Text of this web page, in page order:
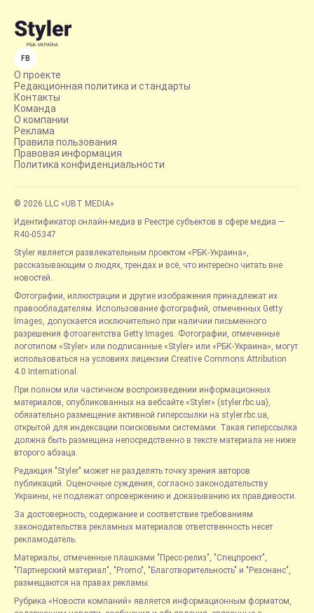
FB
О проекте
Редакционная политика и стандарты
Контакты
Команда
О компании
Реклама
Правила пользования
Правовая информация
Политика конфиденциальности
© 2026 LLC «UBT MEDIA»
Идентификатор онлайн-медиа в Реестре субъектов в сфере медиа —
R40-05347
Styler является развлекательным проектом «РБК-Украина»,
рассказывающим о людях, трендах и всё, что интересно читать вне
новостей.
Фотографии, иллюстрации и другие изображения принадлежат их
правообладателям. Использование фотографий, отмеченных Getty
Images, допускается исключительно при наличии письменного
разрешения фотоагентства Getty Images. Фотографии, отмеченные
логотипом «Styler» или подписанные «Styler» или «РБК-Украина», могут
использоваться на условиях лицензии Creative Commons Attribution
4.0 International.
При полном или частичном воспроизведении информационных
материалов, опубликованных на вебсайте «Styler» (styler.rbc.ua),
обязательно размещение активной гиперссылки на styler.rbc.ua,
открытой для индексации поисковыми системами. Такая гиперссылка
должна быть размещена непосредственно в тексте материала не ниже
второго абзаца.
Редакция "Styler" может не разделять точку зрения авторов
публикаций. Оценочные суждения, согласно законодательству
Украины, не подлежат опровержению и доказыванию их правдивости.
За достоверность, содержание и соответствие требованиям
законодательства рекламных материалов ответственность несет
рекламодатель.
Материалы, отмеченные плашками "Пресс-релиз", "Спецпроект",
"Партнерский материал", "Promo", "Благотворительность" и "Резонанс",
размещаются на правах рекламы.
Рубрика «Новости компаний» является информационным форматом,